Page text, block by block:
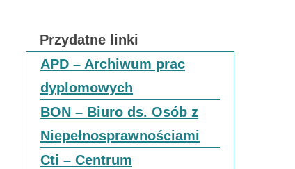
Przydatne linki
APD – Archiwum prac
dyplomowych
BON – Biuro ds. Osób z
Niepełnosprawnościami
Cti – Centrum